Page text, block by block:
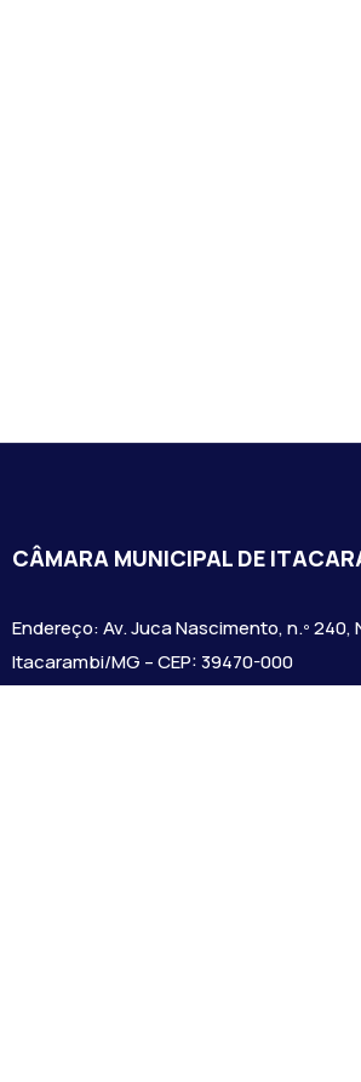
CÂMARA MUNICIPAL DE
Endereço: Av. Juca Nascimento, n.º 240,
Itacarambi/MG – CEP: 39470-000